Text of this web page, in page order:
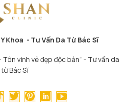
Khoa - Tư Vấn Da Từ Bác Sĩ
vinh vẻ đẹp độc bản” - Tư vấn da
từ Bác Sĩ